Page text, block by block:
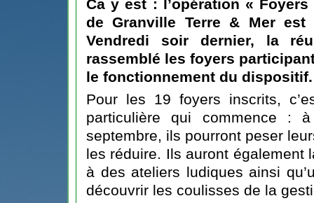
Ca y est : l’opération «
de Granville Terre & Merest
Vendredi soir dernier, la
rassemblé les foyers
le fonctionnement du dispositif.
Pour les 19 foyers inscrits,
particulière qui commence :
septembre, ils pourront peser
les réduire. Ils auront également
à des ateliers ludiques ainsi
découvrir les coulisses de la